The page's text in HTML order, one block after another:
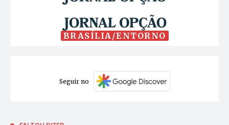
BRASÍLIA/ENTORNO
Seguir no